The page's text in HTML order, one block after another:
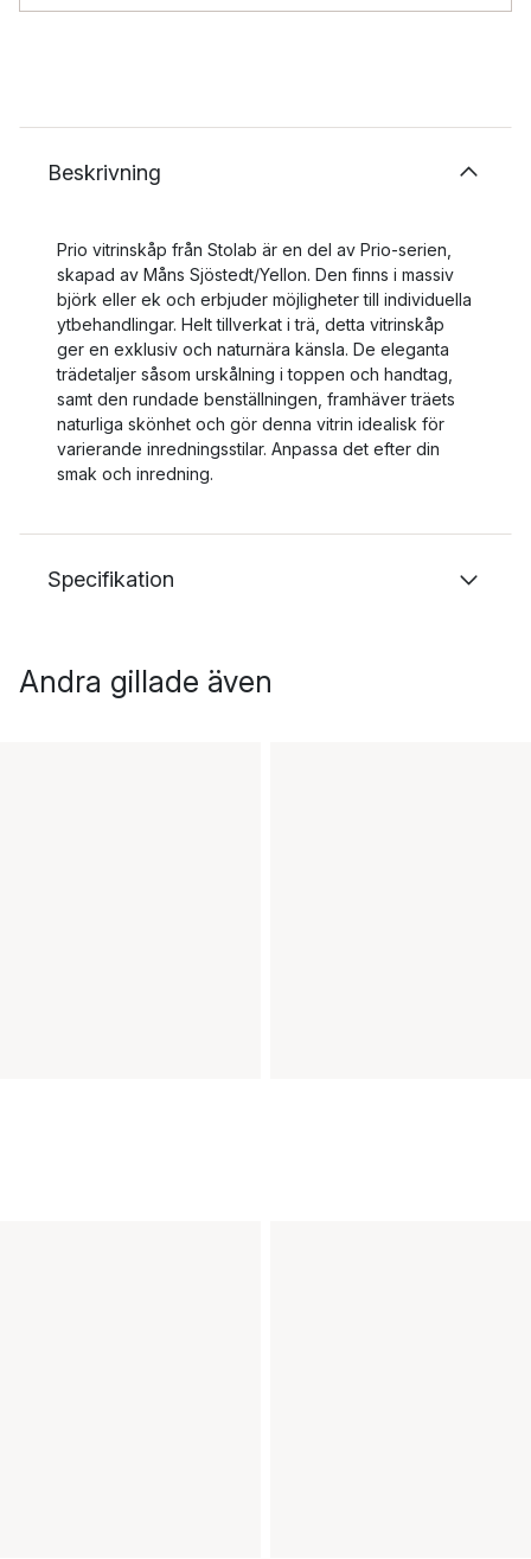
Beskrivning
Prio vitrinskåp från Stolab är en del av Prio-serien,
skapad av Måns Sjöstedt/Yellon. Den finns i massiv
björk eller ek och erbjuder möjligheter till individuella
ytbehandlingar. Helt tillverkat i trä, detta vitrinskåp
ger en exklusiv och naturnära känsla. De eleganta
trädetaljer såsom urskålning i toppen och handtag,
samt den rundade benställningen, framhäver träets
naturliga skönhet och gör denna vitrin idealisk för
varierande inredningsstilar. Anpassa det efter din
smak och inredning.
Specifikation
Andra gillade även